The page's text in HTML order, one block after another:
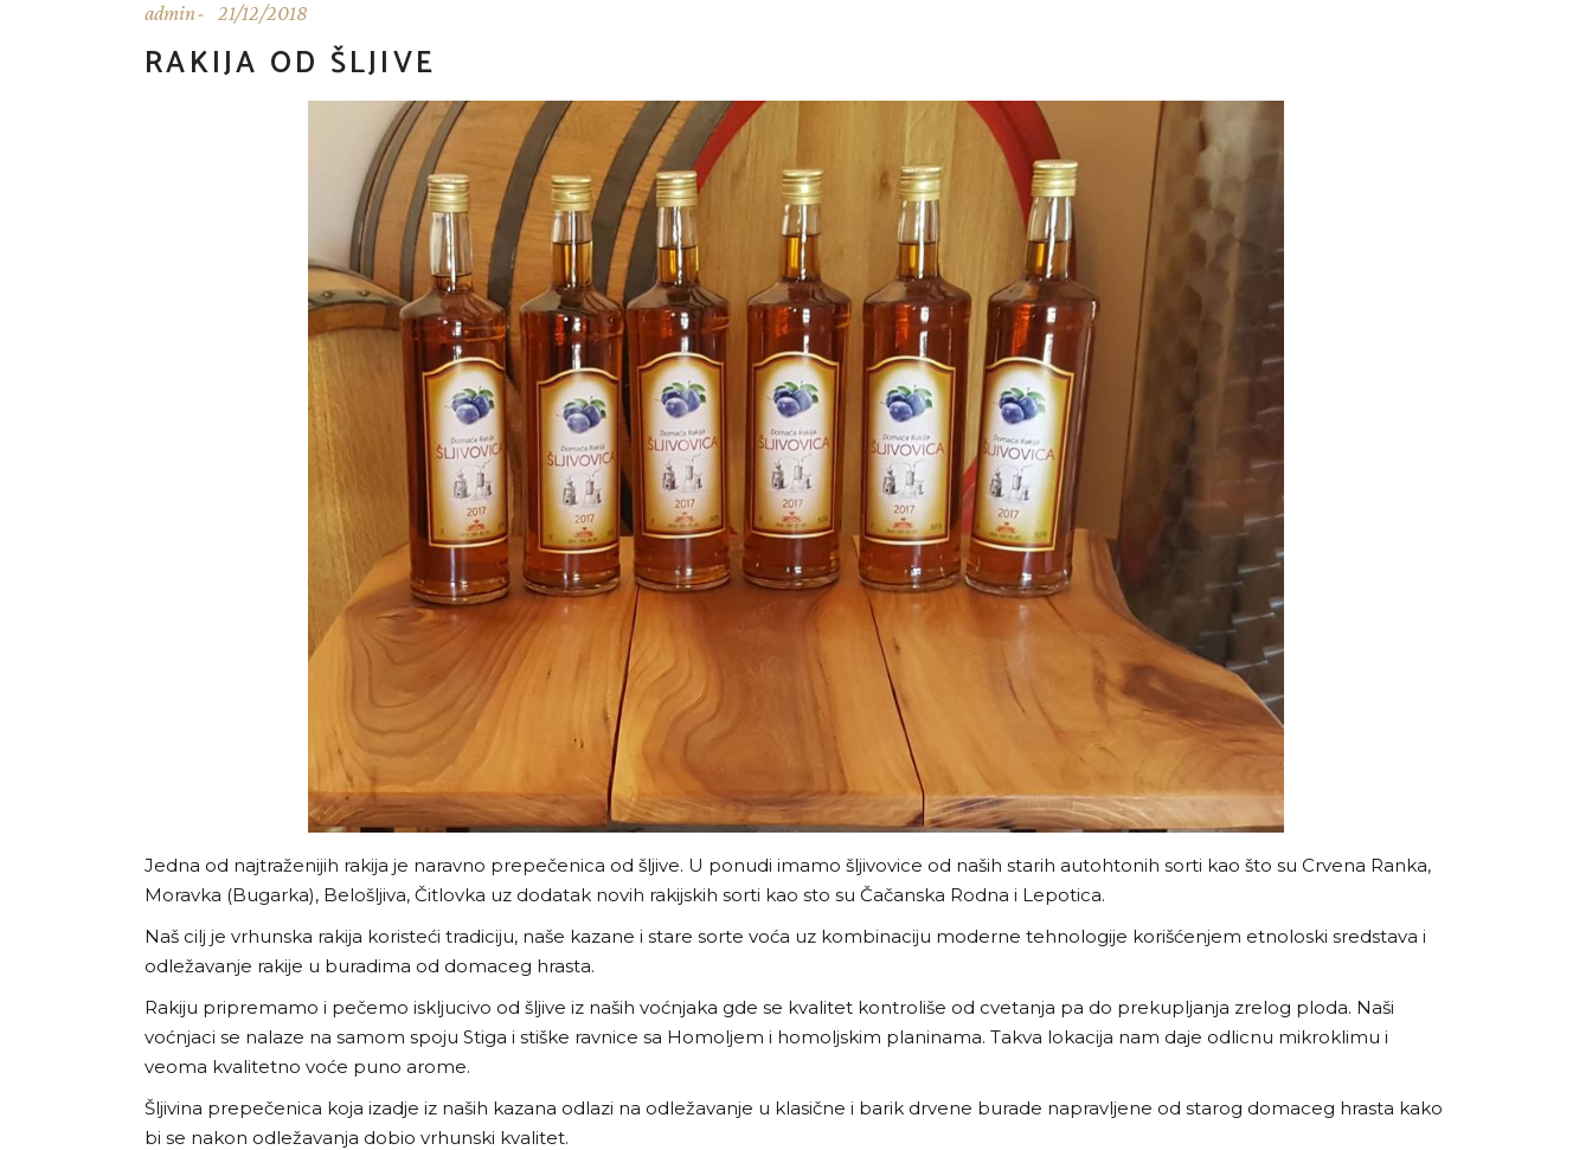
admin 21/12/2018
RAKIJA OD ŠLJIVE
Jedna od najtraženijih rakija je naravno prepečenica od šljive. U ponudi imamo šljivovice od naših starih autohtonih sorti kao što su Crvena Ranka,
Moravka (Bugarka), Belošljiva, Čitlovka uz dodatak novih rakijskih sorti kao sto su Čačanska Rodna i Lepotica.
Naš cilj je vrhunska rakija koristeći tradiciju, naše kazane i stare sorte voća uz kombinaciju moderne tehnologije korišćenjem etnoloski sredstava i
odležavanje rakije u buradima od domaceg hrasta.
Rakiju pripremamo i pečemo iskljucivo od šljive iz naših voćnjaka gde se kvalitet kontroliše od cvetanja pa do prekupljanja zrelog ploda. Naši
voćnjaci se nalaze na samom spoju Stiga i stiške ravnice sa Homoljem i homoljskim planinama. Takva lokacija nam daje odlicnu mikroklimu i
veoma kvalitetno voće puno arome.
Šljivina prepečenica koja izadje iz naših kazana odlazi na odležavanje u klasične i barik drvene burade napravljene od starog domaceg hrasta kako
bi se nakon odležavanja dobio vrhunski kvalitet.